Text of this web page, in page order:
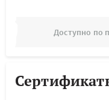
Доступно по